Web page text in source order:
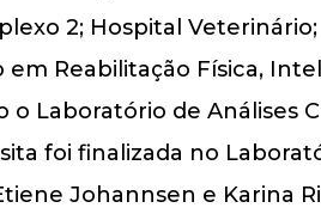
2; Hospital
em Reabilitação Física,
o Laboratório de Análises
foi finalizada no
Johannsen e Karina